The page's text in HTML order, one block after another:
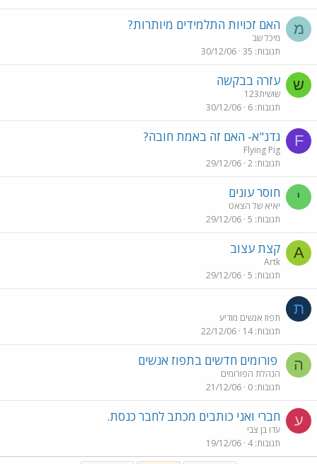
מ האם זכויות התלמידים מיותרות?
מיכל שב
תגובות 35
30/12/06
ש עזרה בבקשה
שושית123
תגובות 6
30/12/06
F גדנ"א- האם זה באמת חובה?
Flying Pig
תגובות 2
29/12/06
י חוסר עונים
יאיא של הצאט
תגובות 5
29/12/06
A קצת עצוב
Artk
תגובות 5
29/12/06
ת
תפוז אנשים מודיע
תגובות 14
22/12/06
ה פורומים חדשים בתפוז אנשים
הנהלת הפורומים
תגובות 0
21/12/06
ע חברי ואני כותבים מכתב לחבר כנסת.
עדו בן צבי
תגובות 4
19/12/06